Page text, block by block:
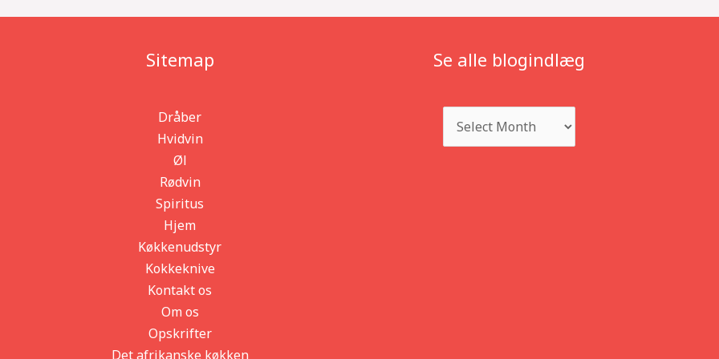
Sitemap
Dråber
Hvidvin
Øl
Rødvin
Spiritus
Hjem
Køkkenudstyr
Kokkeknive
Kontakt os
Om os
Opskrifter
Det afrikanske køkken
Se alle blogindlæg